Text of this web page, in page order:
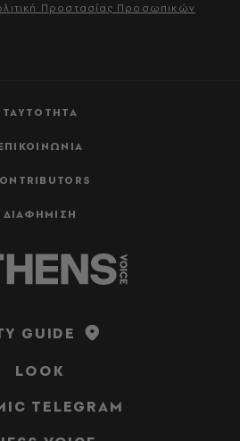
ΤΑΥΤΟΤΗΤΑ
ΔΙΑΦΗΜΙΣΗ
Προστασίας Προσωπικών
GUIDE
LOOK
TELEGRAM